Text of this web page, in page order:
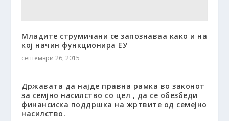
Младите струмичани се запознаваа како и на
кој начин функционира ЕУ
септември 26, 2015
Државата да најде правна рамка во законот
за семјно насилство со цел , да се обезбеди
финансиска поддршка на жртвите од семејно
насилство.